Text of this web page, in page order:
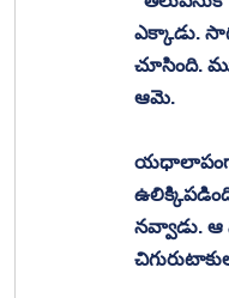
ఎక్కాడు.
చూసింది.
ఆమె.
యధాలాపంగా
నవ్వాడు. ఆ